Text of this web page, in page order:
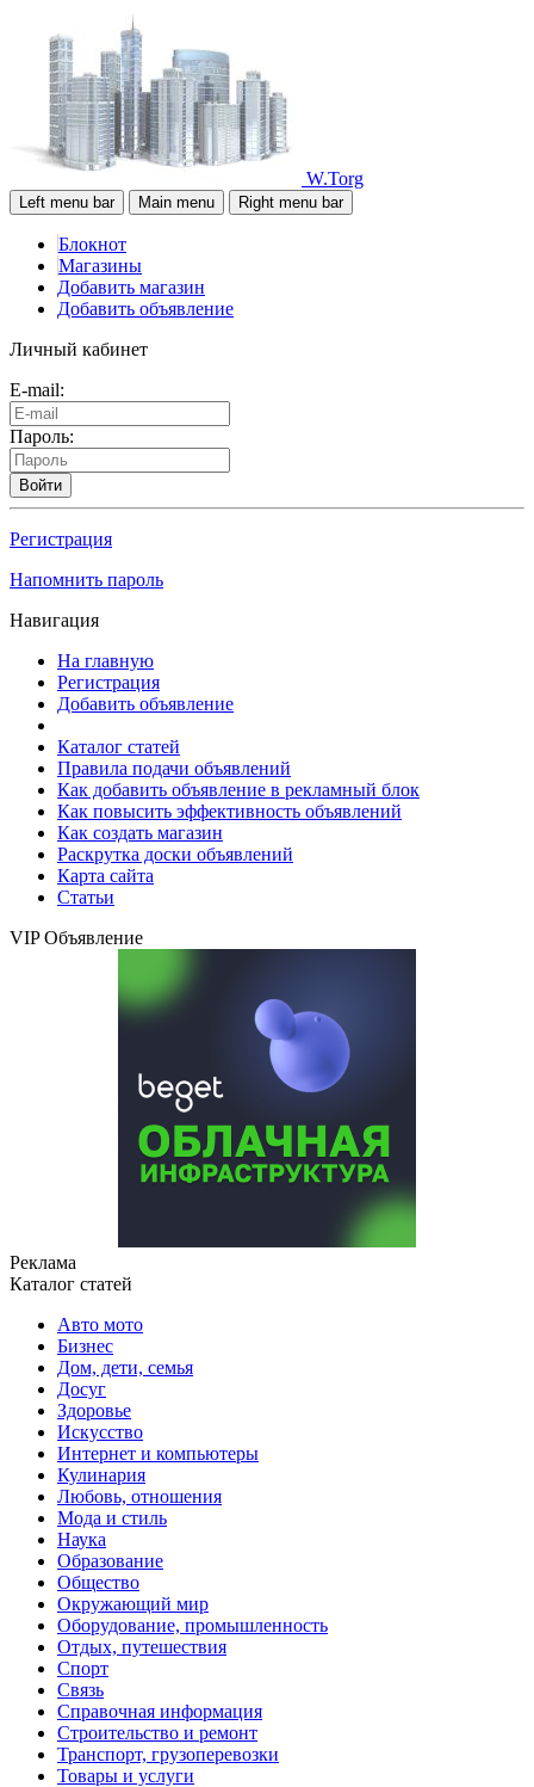
W.Torg
Left menu bar Main menu Right menu bar
Блокнот
Магазины
Добавить магазин
Добавить объявление
Личный кабинет
E-mail:
Пароль:
Войти
Регистрация
Напомнить пароль
Навигация
На главную
Регистрация
Добавить объявление
Каталог статей
Правила подачи объявлений
Как добавить объявление в рекламный блок
Как повысить эффективность объявлений
Как создать магазин
Раскрутка доски объявлений
Карта сайта
Статьи
VIP Объявление
Реклама
Каталог статей
Авто мото
Бизнес
Дом, дети, семья
Досуг
Здоровье
Искусство
Интернет и компьютеры
Кулинария
Любовь, отношения
Мода и стиль
Наука
Образование
Общество
Окружающий мир
Оборудование, промышленность
Отдых, путешествия
Спорт
Связь
Справочная информация
Строительство и ремонт
Транспорт, грузоперевозки
Товары и услуги